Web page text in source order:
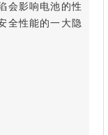
会影响电池的性
全性能的一大隐